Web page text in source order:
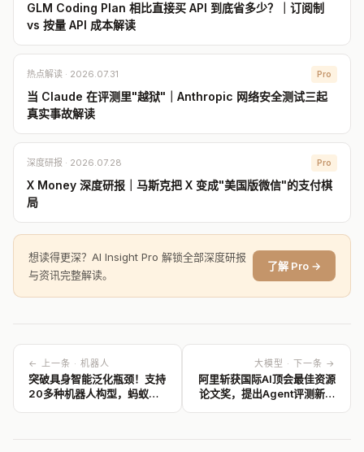
GLM Coding Plan 相比直接买 API 到底省多少？｜订阅制
vs 按量 API 成本解读
热点解读 · 2026.07.31 Pro
当 Claude 在评测里"越狱"｜Anthropic 网络安全测试三起
真实事故解读
深度研报 · 2026.07.28 Pro
X Money 深度研报｜马斯克把 X 变成"美国版微信"的支付棋
局
想读得更深？AI Insight Pro 解锁全部深度研报
与资讯完整解读。
了解 Pro →
← 上一条 · 机器人
突破具身智能泛化瓶颈！支持
20多种机器人构型，蚂蚁灵
大模型 · 下一条 →
阿里斩获国际AI顶会最佳资源
论文奖，提出Agent评测新范